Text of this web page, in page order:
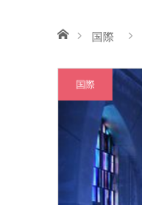
ホーム国際
国際